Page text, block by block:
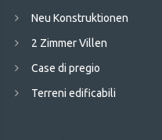
Neu Konstruktionen
2 Zimmer Villen
Case di pregio
Terreni edificabili